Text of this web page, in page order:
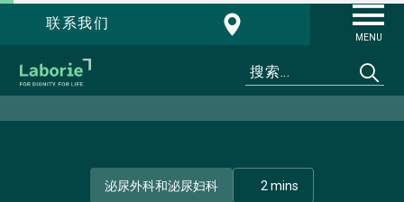
联系我们
MENU
泌尿外科和泌尿妇科 2 mins